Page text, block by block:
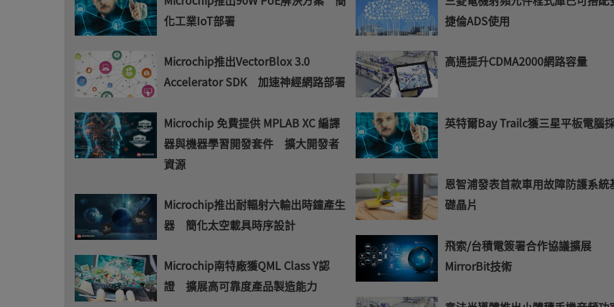
化工業IoT部署
Microchip推出VectorBlox 3.0
Accelerator SDK 加速神經網路部署
Microchip 免費提供 MPLAB XC 編譯
器與機器學習開發套件 擴大開發者
資源
Microchip推出耐輻射六輸出時鐘產生
器 簡化太空載具時序設計
Microchip南特廠獲QML Class Y認
證 擴展高可靠度產品製造能力
捷倫ADS使用
高通提升CDMA2000網路容量
英特爾Bay Trailc獲三星平板電腦
恩智浦發表首款車用故障防護系統
礎晶片
飛索/台積電簽署合作協議擴展
MirrorBit技術
mail